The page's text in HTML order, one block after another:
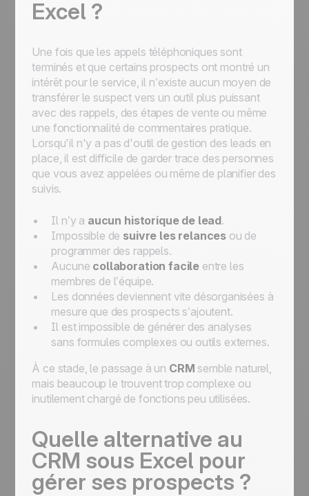
Excel ?
Une fois que les appels téléphoniques sont
terminés et que certains prospects ont montré un
intérêt pour le service, il n’existe aucun moyen de
transférer le suspect vers un outil plus puissant
avec des rappels, des étapes de vente ou même
une fonctionnalité de commentaires pratique.
Lorsqu'il n'y a pas d'outil de gestion des leads en
place, il est difficile de garder trace des personnes
que vous avez appelées ou même de planifier des
suivis.
Il n’y a aucun historique de lead.
Impossible de suivre les relances ou de
programmer des rappels.
Aucune collaboration facile entre les
membres de l’équipe.
Les données deviennent vite désorganisées à
mesure que des prospects s’ajoutent.
Il est impossible de générer des analyses
sans formules complexes ou outils externes.
À ce stade, le passage à un CRM semble naturel,
mais beaucoup le trouvent trop complexe ou
inutilement chargé de fonctions peu utilisées.
Quelle alternative au
CRM sous Excel pour
gérer ses prospects ?